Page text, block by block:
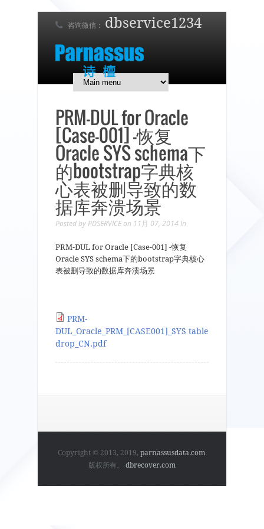
咨询微信： dbservice1234
7 x 24 在线支持！
简体中文 日本語
PRM-DUL for Oracle
[Case-001] -恢复
Oracle SYS schema下
的bootstrap字典核
心表被删导致的数
据库奔溃场景
Posted by PDSERVICE on 11月 07, 2014 In
PRM-DUL for Oracle [Case-001] -恢复
Oracle SYS schema下的bootstrap字典核心
表被删导致的数据库奔溃场景
PRM-
DUL_Oracle_PRM_[CASE001]_SYS table
drop_CN.pdf
Copyright © 2013, 2019, parnassusdata.com.
版权所有。 dbrecover.com